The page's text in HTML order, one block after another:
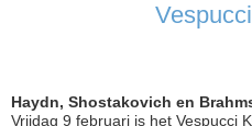
Haydn, Shostakovich en
Vrijdag 9 februari is het Vespucci